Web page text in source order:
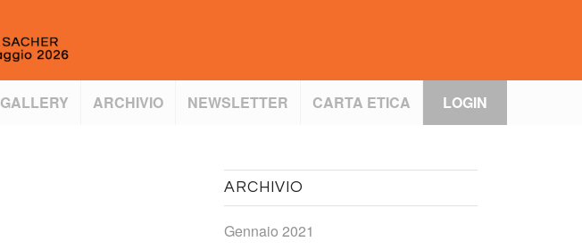
GALLERY ARCHIVIO NEWSLETTER CARTA ETICA LOGIN
ARCHIVIO
Gennaio 2021